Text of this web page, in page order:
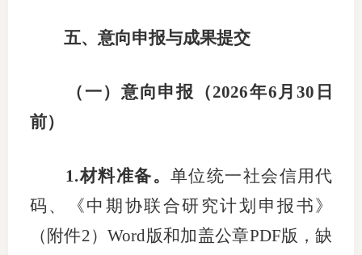
五、意向申报与成果提交
（ 一） 意向申报 （2026年6月 30 日
前）
1.材料准备。单位统一社会信用代
码 、
《中期协联合研究计划申报书》
（ 附件2）Word版和加盖公章PDF版 ，缺